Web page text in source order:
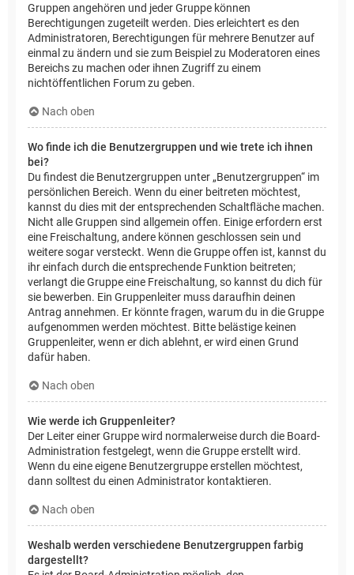
Gruppen angehören und jeder Gruppe können
Berechtigungen zugeteilt werden. Dies erleichtert es den
Administratoren, Berechtigungen für mehrere Benutzer auf
einmal zu ändern und sie zum Beispiel zu Moderatoren eines
Bereichs zu machen oder ihnen Zugriff zu einem
nichtöffentlichen Forum zu geben.
Nach oben
Wo finde ich die Benutzergruppen und wie trete ich ihnen
bei?
Du findest die Benutzergruppen unter „Benutzergruppen“ im
persönlichen Bereich. Wenn du einer beitreten möchtest,
kannst du dies mit der entsprechenden Schaltfläche machen.
Nicht alle Gruppen sind allgemein offen. Einige erfordern erst
eine Freischaltung, andere können geschlossen sein und
weitere sogar versteckt. Wenn die Gruppe offen ist, kannst du
ihr einfach durch die entsprechende Funktion beitreten;
verlangt die Gruppe eine Freischaltung, so kannst du dich für
sie bewerben. Ein Gruppenleiter muss daraufhin deinen
Antrag annehmen. Er könnte fragen, warum du in die Gruppe
aufgenommen werden möchtest. Bitte belästige keinen
Gruppenleiter, wenn er dich ablehnt, er wird einen Grund
dafür haben.
Nach oben
Wie werde ich Gruppenleiter?
Der Leiter einer Gruppe wird normalerweise durch die Board-
Administration festgelegt, wenn die Gruppe erstellt wird.
Wenn du eine eigene Benutzergruppe erstellen möchtest,
dann solltest du einen Administrator kontaktieren.
Nach oben
Weshalb werden verschiedene Benutzergruppen farbig
dargestellt?